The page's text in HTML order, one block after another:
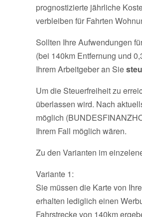
prognostizierte jährliche
verbleiben für Fahrten
Sollten Ihre Aufwendungen
(bei 140km Entfernung und
Ihrem Arbeitgeber an Sie
Um die Steuerfreiheit zu
überlassen wird. Nach
möglich
Ihrem Fall möglich wären.
Zu den Varianten im
Variante 1:
Sie müssen die Karte von
erhalten lediglich einen
Fahrstrecke von 140km